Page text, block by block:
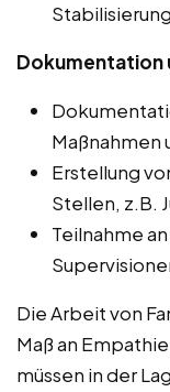
Maßnahmen
Erstellung
Stellen, z.B.
Teilnahme
Die Arbeit von
Maß an
müssen in der